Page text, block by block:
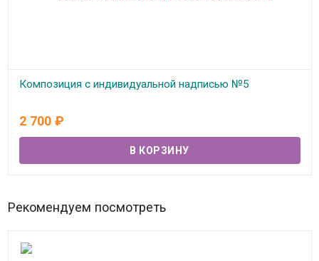
Композиция с индивидуальной надписью №5
2 700 ₽
Рекомендуем посмотреть